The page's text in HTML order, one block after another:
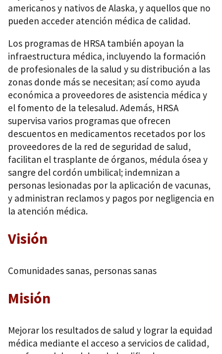
americanos y nativos de Alaska, y aquellos que no
pueden acceder atención médica de calidad.
Los programas de HRSA también apoyan la
infraestructura médica, incluyendo la formación
de profesionales de la salud y su distribución a las
zonas donde más se necesitan; así como ayuda
económica a proveedores de asistencia médica y
el fomento de la telesalud. Además, HRSA
supervisa varios programas que ofrecen
descuentos en medicamentos recetados por los
proveedores de la red de seguridad de salud,
facilitan el trasplante de órganos, médula ósea y
sangre del cordón umbilical; indemnizan a
personas lesionadas por la aplicación de vacunas,
y administran reclamos y pagos por negligencia en
la atención médica.
Visión
Comunidades sanas, personas sanas
Misión
Mejorar los resultados de salud y lograr la equidad
médica mediante el acceso a servicios de calidad,